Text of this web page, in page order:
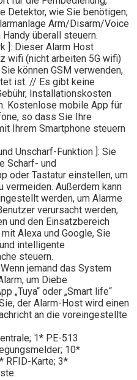
Detektor, wie Sie benötigen;
Arm/Disarm/Voice
überall steuern.
]: Dieser Alarm Host
wifi (nicht arbeiten 5G wifi)
können GSM verwenden,
ist. // Es gibt keine
Installationskosten
Kostenlose mobile App für
so dass Sie Ihre
Ihrem Smartphone steuern
Unscharf-Funktion ]: Sie
Scharf- und
oder Tastatur einstellen, um
vermeiden. Außerdem kann
werden, um Alarme
verursacht werden,
und den Einsatzbereich
Alexa und Google, Sie
intelligente
steuern.
jemand das System
um Diebe
„Tuya“ oder „Smart life“
der Alarm-Host wird einen
an die voreingestellte
1* PE-513
10*
RFID-Karte; 3*